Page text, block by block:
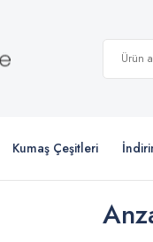
Kumaş Çeşitleri